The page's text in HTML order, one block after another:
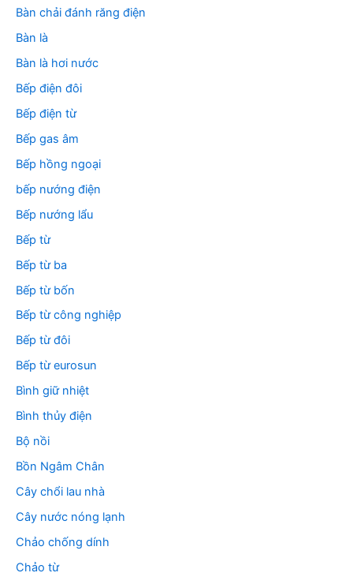
Bàn chải đánh răng điện
Bàn là
Bàn là hơi nước
Bếp điện đôi
Bếp điện từ
Bếp gas âm
Bếp hồng ngoại
bếp nướng điện
Bếp nướng lẩu
Bếp từ
Bếp từ ba
Bếp từ bốn
Bếp từ công nghiệp
Bếp từ đôi
Bếp từ eurosun
Bình giữ nhiệt
Bình thủy điện
Bộ nồi
Bồn Ngâm Chân
Cây chổi lau nhà
Cây nước nóng lạnh
Chảo chống dính
Chảo từ